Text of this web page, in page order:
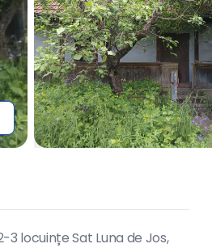
locuințe Sat Luna de Jos,